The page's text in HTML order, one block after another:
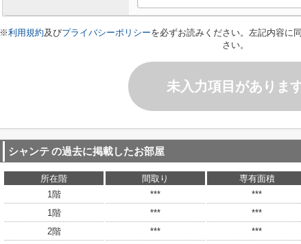
※利用規約及びプライバシーポリシーを必ずお読みください。左記内容に
さい。
未入力項目がありま
シャンテの過去に掲載したお部屋
所在階 間取り 専有面積
1階
*** ***
1階
*** ***
2階
*** ***